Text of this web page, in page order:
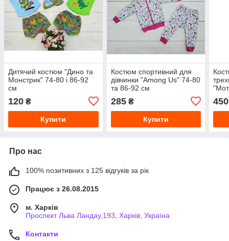
Дитячий костюм "Дино та
Монстрик" 74-80 і 86-92
см
120 ₴
Купити
Костюм спортивний для
дівчинки "Among Us" 74-80
та 86-92 см
285₴
Купити
450
Про нас
100% позитивних з 125 відгуків за рік
Працює з 26.08.2015
м. Харків
Проспект Льва Ландау,193, Харків, Україна
Контакти